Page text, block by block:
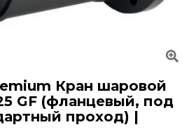
Кран шаровой
GF (фланцевый, под
проход) |